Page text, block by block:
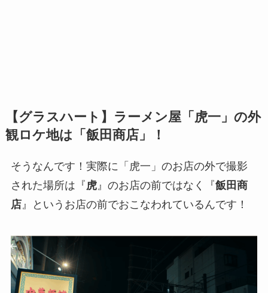
【グラスハート】ラーメン屋「虎一」の外
観ロケ地は「飯田商店」！
そうなんです！実際に「虎一」のお店の外で撮影
された場所は『虎』のお店の前ではなく『飯田商
店』というお店の前でおこなわれているんです！